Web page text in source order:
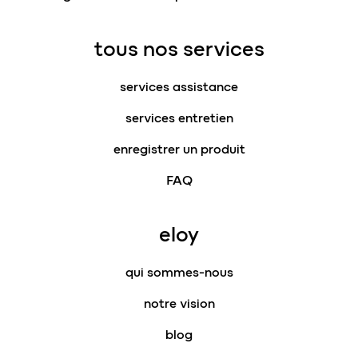
tous nos services
services assistance
services entretien
enregistrer un produit
FAQ
eloy
qui sommes-nous
notre vision
blog